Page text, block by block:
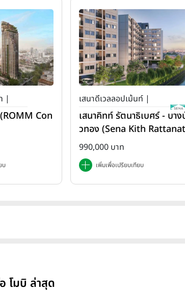
|
Con
บ
เสนาดีเวลลอปเม้นท์ |
เสนา คิทท์
เสนาคิทท์ รัตนาธิเบศร์ - บา
วทอง (Sena Kith
ibet - Bangbuathong)
990,000 บาท
เพิ่มเพื่อเปรียบเทียบ
โมบิ ล่าสุด